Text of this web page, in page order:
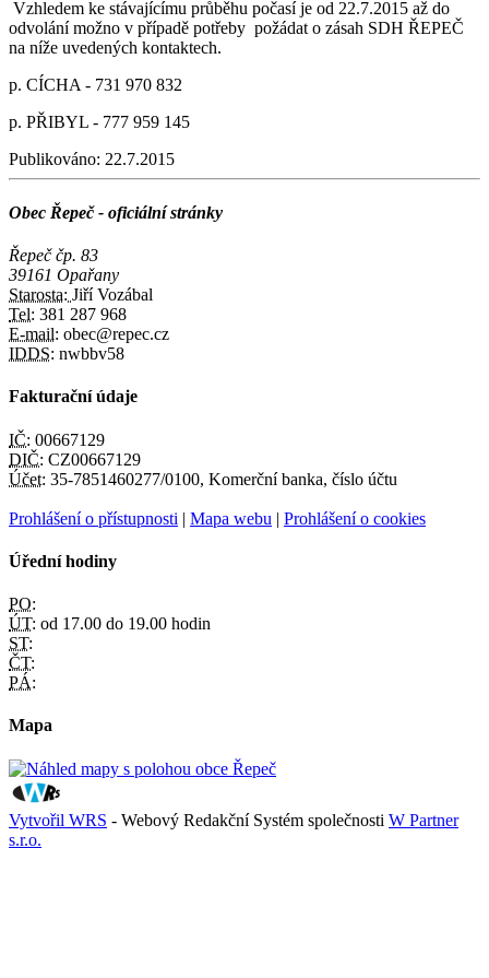
Vzhledem ke stávajícímu průběhu počasí je od 22.7.2015 až do
odvolání možno v případě potřeby požádat o zásah SDH ŘEPEČ
na níže uvedených kontaktech.
p. CÍCHA - 731 970 832
p. PŘIBYL - 777 959 145
Publikováno: 22.7.2015
Obec Řepeč - oficiální stránky
Řepeč čp. 83
39161 Opařany
Starosta: Jiří Vozábal
Tel: 381 287 968
E-mail: obec@repec.cz
IDDS: nwbbv58
Fakturační údaje
IČ: 00667129
DIČ: CZ00667129
Účet: 35-7851460277/0100, Komerční banka, číslo účtu
Prohlášení o přístupnosti | Mapa webu | Prohlášení o cookies
Úřední hodiny
PO:
ÚT: od 17.00 do 19.00 hodin
ST:
ČT:
PÁ:
Mapa
Vytvořil WRS - Webový Redakční Systém společnosti W Partner
s.r.o.